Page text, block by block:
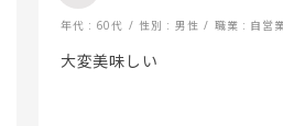
年代 : 60代 性別 : 男性 職業 : 自営
大変美味しい